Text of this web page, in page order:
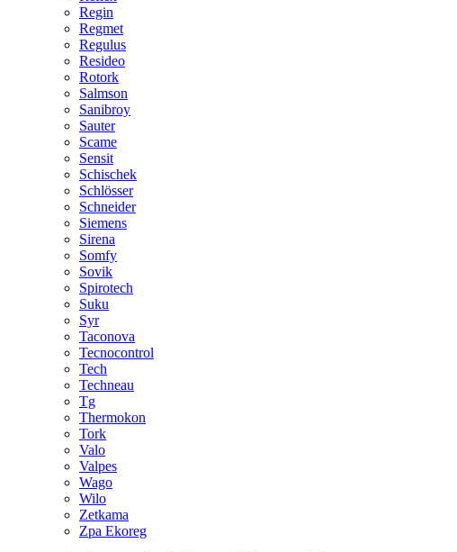
Regin
Regmet
Regulus
Resideo
Rotork
Salmson
Sanibroy
Sauter
Scame
Sensit
Schischek
Schlösser
Schneider
Siemens
Sirena
Somfy
Sovik
Spirotech
Suku
Syr
Taconova
Tecnocontrol
Tech
Techneau
Tg
Thermokon
Tork
Valo
Valpes
Wago
Wilo
Zetkama
Zpa Ekoreg